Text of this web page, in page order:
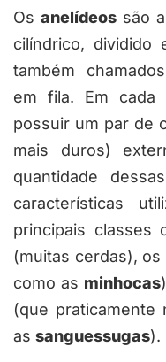
Osanelídeos são
cilíndrico, dividido
também
em fila. Em cada
possuir um par de
mais duros)
quantidade
características
principais classes
(muitas cerdas),
como as minhocas
(que praticamente
as sanguessugas).